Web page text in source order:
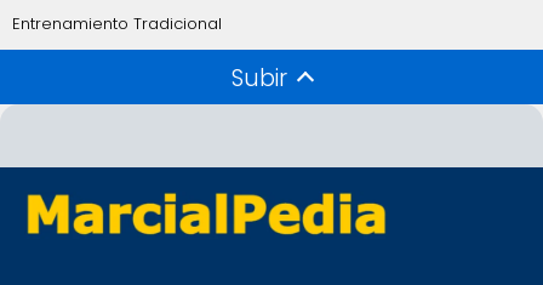
Entrenamiento Tradicional
Subir